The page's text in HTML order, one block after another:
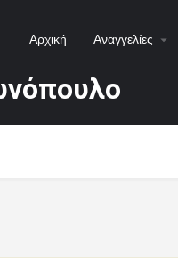
Αρχική Αναγγελίες